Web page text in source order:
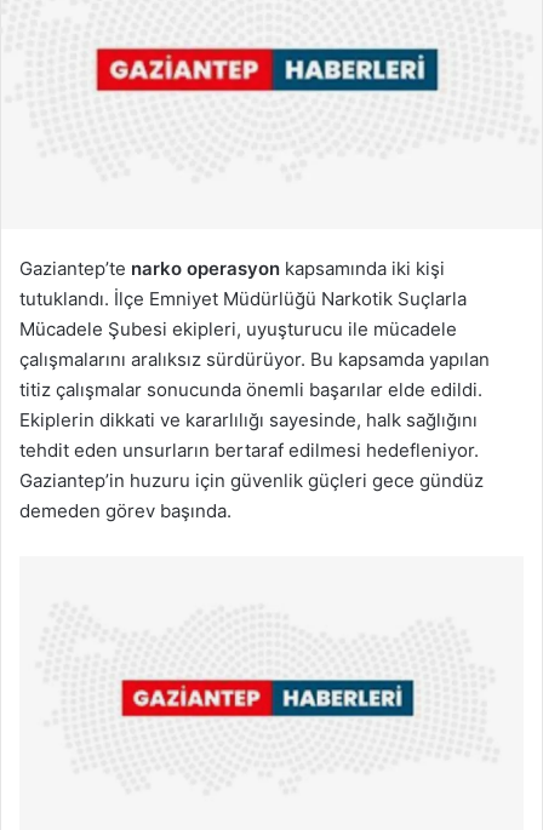
Gaziantep’te narko operasyon kapsamında iki kişi
tutuklandı. İlçe Emniyet Müdürlüğü Narkotik Suçlarla
Mücadele Şubesi ekipleri, uyuşturucu ile mücadele
çalışmalarını aralıksız sürdürüyor. Bu kapsamda yapılan
titiz çalışmalar sonucunda önemli başarılar elde edildi.
Ekiplerin dikkati ve kararlılığı sayesinde, halk sağlığını
tehdit eden unsurların bertaraf edilmesi hedefleniyor.
Gaziantep’in huzuru için güvenlik güçleri gece gündüz
demeden görev başında.